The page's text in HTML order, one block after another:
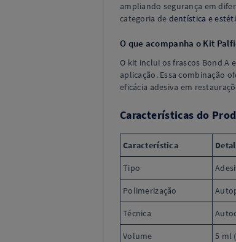
ampliando segurança em
categoria de dentística e
O que acompanha o Kit
O kit inclui os frascos Bond A
aplicação. Essa combinação
eficácia adesiva em
Características do
Característica
Tipo
Polimerização
Técnica
Volume 5 ml